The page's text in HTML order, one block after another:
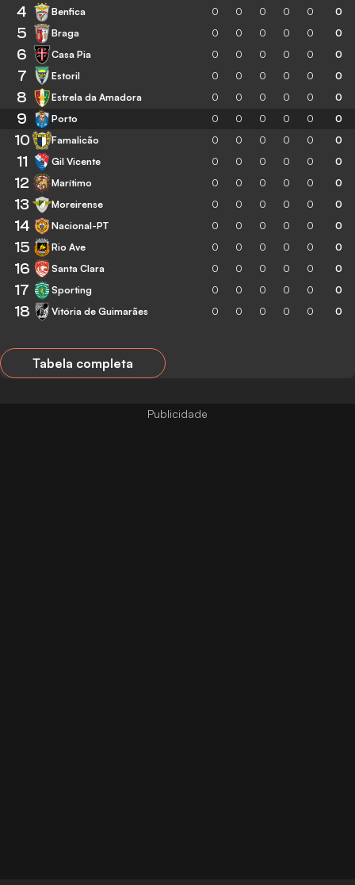
4 Benfica 0 0 0 0 0 0
5 Braga 0 0 0 0 0 0
6 Casa Pia 0 0 0 0 0 0
7 Estoril 0 0 0 0 0 0
8 Estrela da Amadora 0 0 0 0 0 0
9 Porto 0 0 0 0 0 0
10 Famalicão 0 0 0 0 0 0
11 Gil Vicente 0 0 0 0 0 0
12 Marítimo 0 0 0 0 0 0
13 Moreirense 0 0 0 0 0 0
14 Nacional-PT 0 0 0 0 0 0
15 Rio Ave 0 0 0 0 0 0
16 Santa Clara 0 0 0 0 0 0
17 Sporting 0 0 0 0 0 0
18 Vitória de Guimarães 0 0 0 0 0 0
Tabela completa